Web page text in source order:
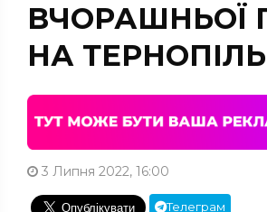
ВЧОРАШНЬОЇ
НА
3 Липня 2022, 16:00
Телеграм